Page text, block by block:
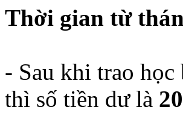
Thời gian từ
- Sau khi trao
thì số tiền dư là